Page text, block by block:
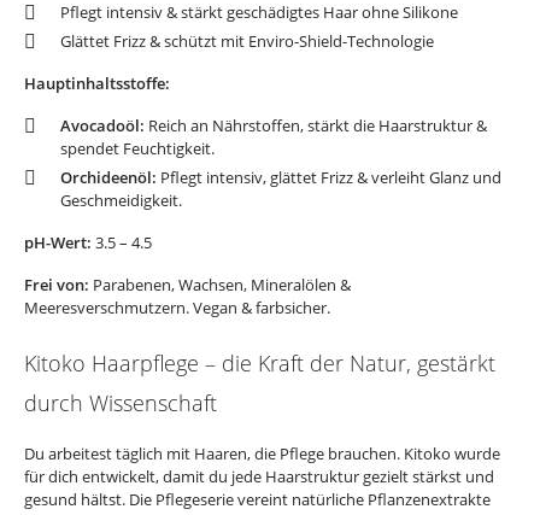
Pflegt intensiv & stärkt geschädigtes Haar ohne Silikone
Glättet Frizz & schützt mit Enviro-Shield-Technologie
Hauptinhaltsstoffe:
Avocadoöl: Reich an Nährstoffen, stärkt die Haarstruktur &
spendet Feuchtigkeit.
Orchideenöl: Pflegt intensiv, glättet Frizz & verleiht Glanz und
Geschmeidigkeit.
pH-Wert: 3.5 – 4.5
Frei von: Parabenen, Wachsen, Mineralölen &
Meeresverschmutzern. Vegan & farbsicher.
Kitoko Haarpflege – die Kraft der Natur, gestärkt
durch Wissenschaft
Du arbeitest täglich mit Haaren, die Pflege brauchen. Kitoko wurde
für dich entwickelt, damit du jede Haarstruktur gezielt stärkst und
gesund hältst. Die Pflegeserie vereint natürliche Pflanzenextrakte